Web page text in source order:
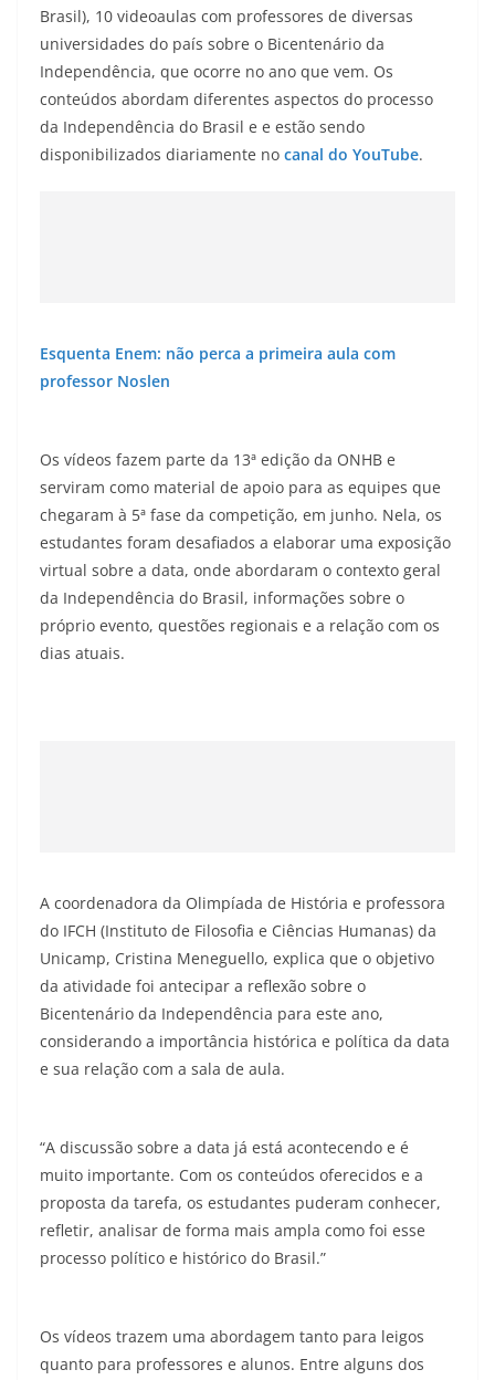
Brasil), 10 videoaulas com professores de diversas
universidades do país sobre o Bicentenário da
Independência, que ocorre no ano que vem. Os
conteúdos abordam diferentes aspectos do processo
da Independência do Brasil e e estão sendo
disponibilizados diariamente no canal do YouTube.
Esquenta Enem: não perca a primeira aula com
professor Noslen
Os vídeos fazem parte da 13ª edição da ONHB e
serviram como material de apoio para as equipes que
chegaram à 5ª fase da competição, em junho. Nela, os
estudantes foram desafiados a elaborar uma exposição
virtual sobre a data, onde abordaram o contexto geral
da Independência do Brasil, informações sobre o
próprio evento, questões regionais e a relação com os
dias atuais.
A coordenadora da Olimpíada de História e professora
do IFCH (Instituto de Filosofia e Ciências Humanas) da
Unicamp, Cristina Meneguello, explica que o objetivo
da atividade foi antecipar a reflexão sobre o
Bicentenário da Independência para este ano,
considerando a importância histórica e política da data
e sua relação com a sala de aula.
“A discussão sobre a data já está acontecendo e é
muito importante. Com os conteúdos oferecidos e a
proposta da tarefa, os estudantes puderam conhecer,
refletir, analisar de forma mais ampla como foi esse
processo político e histórico do Brasil.”
Os vídeos trazem uma abordagem tanto para leigos
quanto para professores e alunos. Entre alguns dos